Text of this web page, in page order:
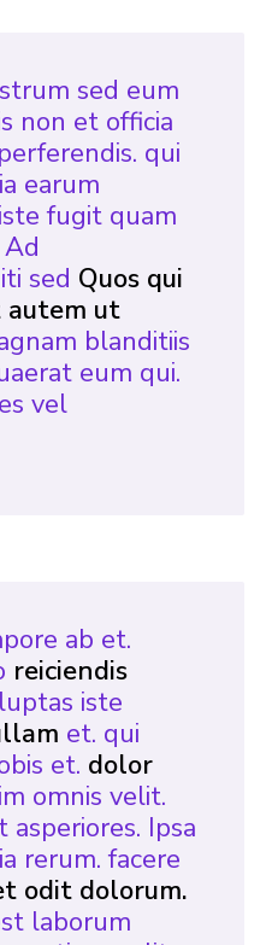
sed eum
non et officia
qui
earum
fugit quam
sed Quos qui
autem ut
blanditiis
eum qui.
vel
ab et.
reiciendis
iste
et. qui
et. dolor
omnis velit.
Ipsa
rerum. facere
odit dolorum.
laborum